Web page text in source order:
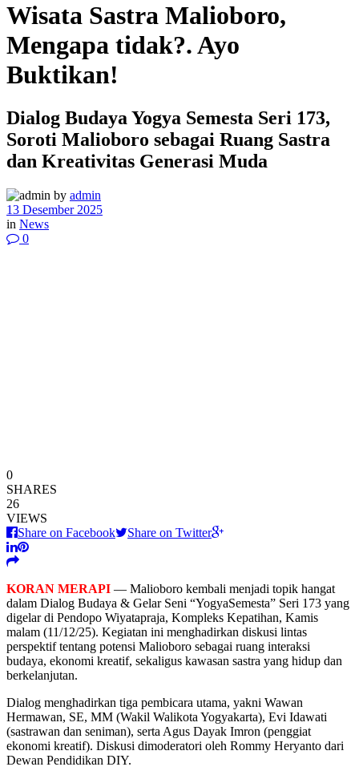
Wisata Sastra Malioboro,
Mengapa tidak?. Ayo
Buktikan!
Dialog Budaya Yogya Semesta Seri 173,
Soroti Malioboro sebagai Ruang Sastra
dan Kreativitas Generasi Muda
by admin
13 Desember 2025
in News
0
0
SHARES
26
VIEWS
Share on Facebook
Share on Twitter
KORAN MERAPI — Malioboro kembali menjadi topik hangat
dalam Dialog Budaya & Gelar Seni “YogyaSemesta” Seri 173 yang
digelar di Pendopo Wiyatapraja, Kompleks Kepatihan, Kamis
malam (11/12/25). Kegiatan ini menghadirkan diskusi lintas
perspektif tentang potensi Malioboro sebagai ruang interaksi
budaya, ekonomi kreatif, sekaligus kawasan sastra yang hidup dan
berkelanjutan.
Dialog menghadirkan tiga pembicara utama, yakni Wawan
Hermawan, SE, MM (Wakil Walikota Yogyakarta), Evi Idawati
(sastrawan dan seniman), serta Agus Dayak Imron (penggiat
ekonomi kreatif). Diskusi dimoderatori oleh Rommy Heryanto dari
Dewan Pendidikan DIY.